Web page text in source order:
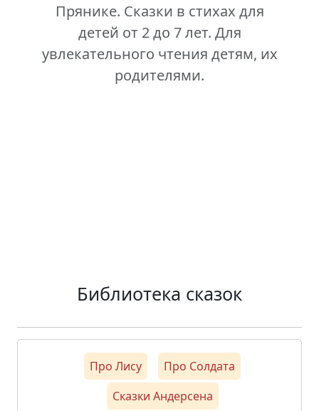
Прянике. Сказки в стихах для
детей от 2 до 7 лет. Для
увлекательного чтения детям, их
родителями.
Библиотека сказок
Про Лису
Про Солдата
Сказки Андерсена